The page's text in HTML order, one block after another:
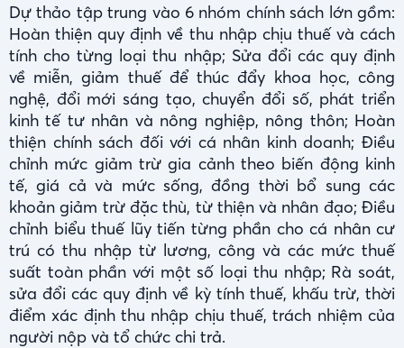
Dự thảo tập trung vào 6 nhóm chính sách lớn gồm:
Hoàn thiện quy định về thu nhập chịu thuế và cách
tính cho từng loại thu nhập; Sửa đổi các quy định
về miễn, giảm thuế để thúc đẩy khoa học, công
nghệ, đổi mới sáng tạo, chuyển đổi số, phát triển
kinh tế tư nhân và nông nghiệp, nông thôn; Hoàn
thiện chính sách đối với cá nhân kinh doanh; Điều
chỉnh mức giảm trừ gia cảnh theo biến động kinh
tế, giá cả và mức sống, đồng thời bổ sung các
khoản giảm trừ đặc thù, từ thiện và nhân đạo; Điều
chỉnh biểu thuế lũy tiến từng phần cho cá nhân cư
trú có thu nhập từ lương, công và các mức thuế
suất toàn phần với một số loại thu nhập; Rà soát,
sửa đổi các quy định về kỳ tính thuế, khấu trừ, thời
điểm xác định thu nhập chịu thuế, trách nhiệm của
người nộp và tổ chức chi trả.